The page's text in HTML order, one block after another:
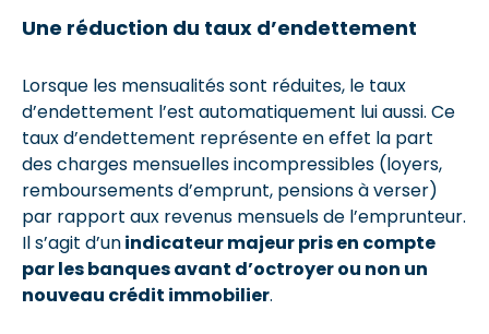
Une réduction du taux d’endettement
Lorsque les mensualités sont réduites, le taux
d’endettement l’est automatiquement lui aussi. Ce
taux d’endettement représente en effet la part
des charges mensuelles incompressibles (loyers,
remboursements d’emprunt, pensions à verser)
par rapport aux revenus mensuels de l’emprunteur.
Il s’agit d’unindicateur majeur pris en compte
par les banques avant d’octroyer ou non un
nouveau crédit immobilier.